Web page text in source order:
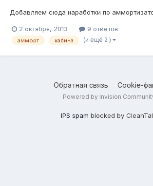
Добавляем сюда наработки по
2 октября, 2013 9 ответов
амморт кабина (и ещё 2 )
Обратная связь Cookie-
Powered by Invision
IPS spam blocked by